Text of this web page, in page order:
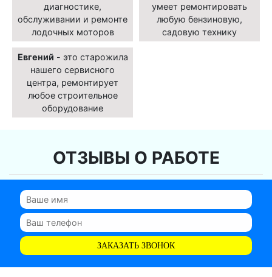
диагностике,
обслуживании и ремонте
лодочных моторов
умеет ремонтировать
любую бензиновую,
садовую технику
Евгений - это старожила
нашего сервисного
центра, ремонтирует
любое строительное
оборудование
ОТЗЫВЫ О РАБОТЕ
ЗАКАЗАТЬ ЗВОНОК